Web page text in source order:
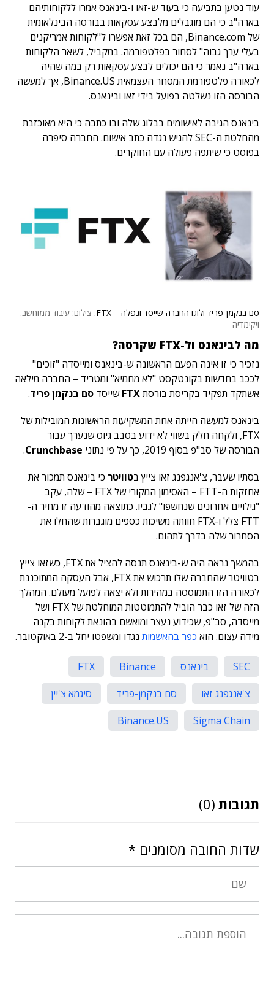
עוד נטען בתביעה כי בעוד ש-זאו ו-בינאנס אמרו ללקוחותיהם
בארה"ב כי הם מוגבלים מלבצע עסקאות בבורסה הבינלאומית
של Binance.com, הם בכל זאת אפשרו ל"לקוחות אמריקנים
בעלי ערך גבוה" לסחור בפלטפורמה. במקביל, לשאר הלקוחות
בארה"ב נאמר כי הם יכולים לבצע עסקאות רק במה שהיה
לכאורה פלטפורמת המסחר העצמאית Binance.US, אך למעשה
הבורסה הזו נשלטה בפועל בידי זאו ובינאנס.
בינאנס הגיבה לאישומים בבלוג שלה ובו כתבה כי היא מאוכזבת
מהחלטת ה-SEC להגיש נגדה כתב אישום. החברה סיפרה
בפוסט כי שיתפה פעולה עם החוקרים.
סם בנקמן-פריד ולוגו החברה שייסד ונפלה – FTX.
צילום: עיבוד ממוחשב.
ויקימדיה
מה לבינאנס ול-FTX שקרסה?
נזכיר כי זו אינה הפעם הראשונה ש-בינאנס ומייסדה "זוכים"
לככב בחדשות בקונטקסט "לא מחמיא" ומטריד – החברה מילאה
אשתקד תפקיד בקריסת בורסתFTXשייסד סם בנקמן פריד.
בינאנס למעשה הייתה אחת המשקיעות הראשונות המובילות של
FTX, ולקחה חלק בשווי לא ידוע בסבב גיוס שנערך עבור
הבורסה של סב"פ בסוף 2019, כך על פי נתוני
Crunchbase
.
בסתיו שעבר, צ'אנגפנג זאו צייץ בטוויטר כי בינאנס תמכור את
אחזקות ה-FTT – האסימון המקורי של FTX – שלה, עקב
"גילויים אחרונים שנחשפו" לגביו. כתוצאה מהודעה זו מחיר ה-
FTT צלל ו-FTX חוותה משיכות כספים מוגברות שהחלו את
הסחרור שלה בדרך לתהום.
בהמשך נראה היה ש-בינאנס תנסה להציל את FTX, כשזאו צייץ
בטוויטר שהחברה שלו תרכוש את FTX, אבל העסקה המתוכננת
לכאורה הזו התמוססה במהירות ולא יצאה לפועל מעולם. המהלך
הזה של זאו כבר הוביל להתמוטטות המוחלטת של FTX ושל
מייסדה, סב"פ, שכידוע נעצר ומואשם בהונאת לקוחות בקנה
מידה עצום. הוא כפר בהאשמות נגדו ומשפטו יחל ב-2 באוקטובר.
SEC בינאנס Binance
FTX
צ'אנגפנג זאו
סם בנקמן-פריד
סיגמא צ'יין
Sigma Chain
Binance.US
תגובות (0)
שדות החובה מסומנים *